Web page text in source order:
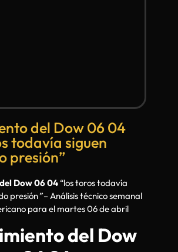
del Dow 06 04
todavía siguen
presión”
Dow 06 04“los toros todavía
presión”– Análisis técnico semanal
para el martes 06 de abril
del Dow